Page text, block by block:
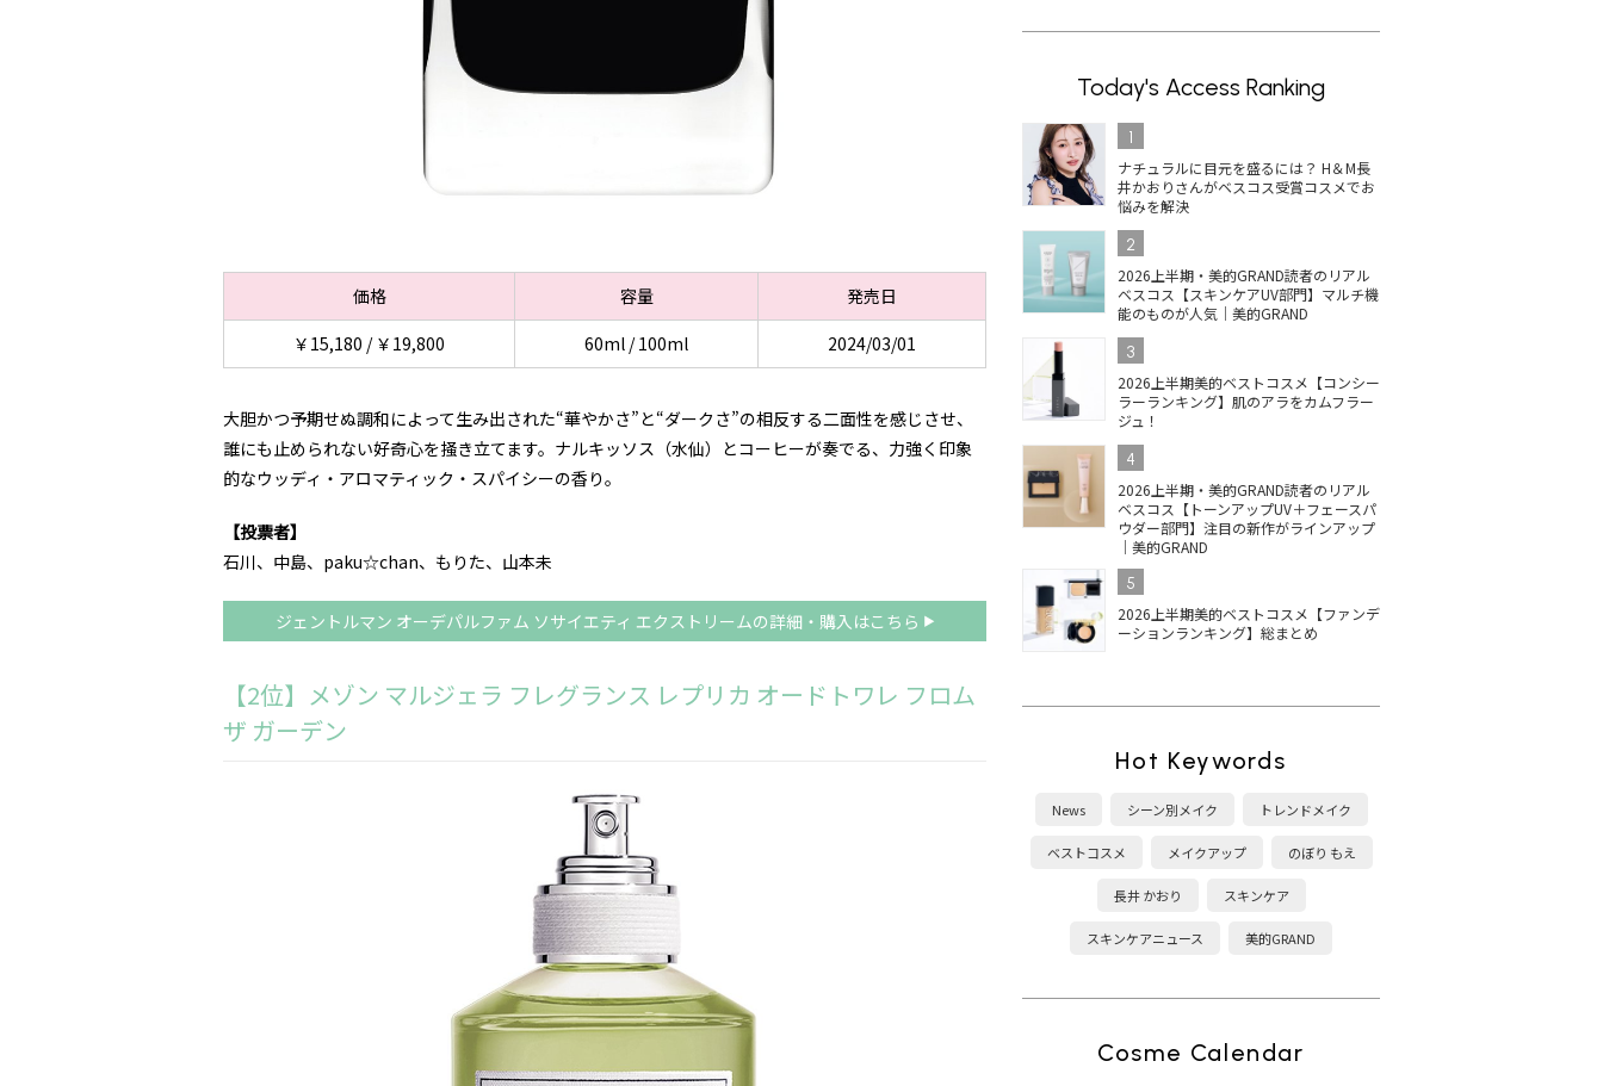
価格 容量
発売日
￥15,180 / ￥19,800
60ml / 100ml 2024/03/01
大胆かつ予期せぬ調和によって生み出された“華やかさ”と“ダークさ”の相反する二面性を感じさせ、
誰にも止められない好奇心を掻き立てます。ナルキッソス（水仙）とコーヒーが奏でる、力強く印象
的なウッディ・アロマティック・スパイシーの香り。
【投票者】
石川、中島、paku☆chan、もりた、山本未
ジェントルマン オーデパルファム ソサイエティ エクストリームの詳細・購入はこちら
【2位】メゾン マルジェラ フレグランス レプリカ オードトワレ フロム
ザ ガーデン
Today's Access Ranking
1
ナチュラルに目元を盛るには？ H＆M長
井かおりさんがベスコス受賞コスメでお
悩みを解決
2
2026上半期・美的GRAND読者のリアル
ベスコス【スキンケアUV部門】マルチ機
能のものが人気｜美的GRAND
3
2026上半期美的ベストコスメ【コンシー
ラーランキング】肌のアラをカムフラー
ジュ！
4
2026上半期・美的GRAND読者のリアル
ベスコス【トーンアップUV＋フェースパ
ウダー部門】注目の新作がラインアップ
｜美的GRAND
5
2026上半期美的ベストコスメ【ファンデ
ーションランキング】総まとめ
Hot Keywords
News シーン別メイク トレンドメイク
ベストコスメ メイクアップ のぼり もえ
長井 かおり スキンケア
スキンケアニュース 美的GRAND
Cosme Calendar